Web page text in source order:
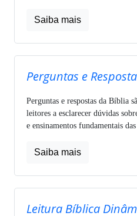
Saiba mais
Perguntas e
Perguntas e respostas da Bíblia
leitores a esclarecer dúvidas
e ensinamentos fundamentais
Saiba mais
Leitura Bíblica